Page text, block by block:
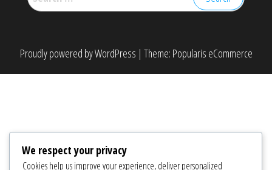
for:
Proudly powered byWordPress | Theme: Popularis eCommerce
We respect your privacy
Cookies help us improve your experience, deliver personalized